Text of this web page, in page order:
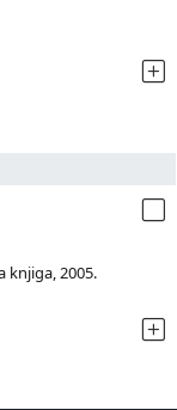
knjiga, 2005.